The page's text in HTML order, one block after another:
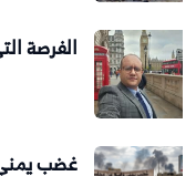
الفرصة
غضب